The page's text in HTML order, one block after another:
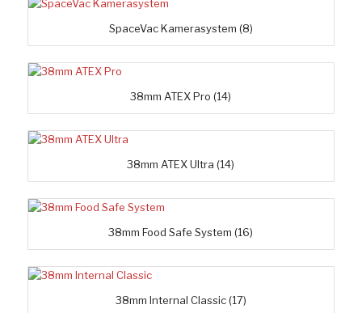
SpaceVac Kamerasystem (8)
38mm ATEX Pro(14)
38mm ATEX Ultra(14)
38mm Food Safe System(16)
38mm Internal Classic(17)